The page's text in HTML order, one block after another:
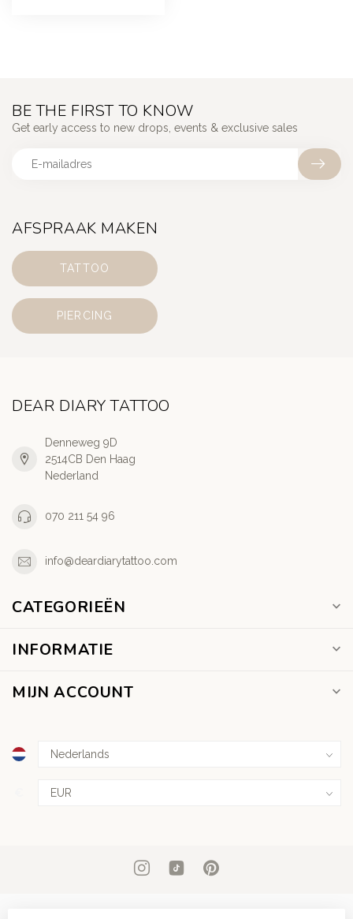
AFSPRAAK MAKEN
TATTOO
PIERCING
BE THE FIRST TO KNOW
Get early access to new drops, events & exclusive sales
DEAR DIARY TATTOO
Denneweg 9D
2514CB Den Haag
Nederland
070 211 54 96
info@deardiarytattoo.com
CATEGORIEËN
INFORMATIE
MIJN ACCOUNT